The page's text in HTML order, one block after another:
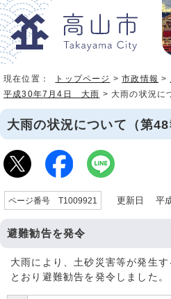
現在位置： トップページ >市政情報 >
平成30年7月4日 大雨 > 大雨の状況に
大雨の状況について（第48
ページ番号 T1009921 更新日 平成
避難勧告を発令
大雨により、土砂災害等が発生
とおり避難勧告を発令しました。